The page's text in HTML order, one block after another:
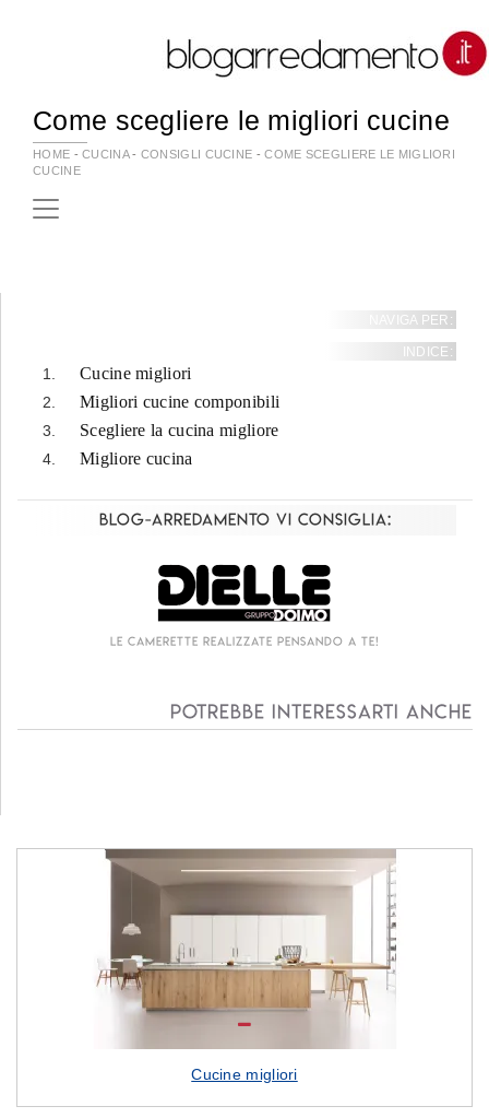
Come scegliere le migliori cucine
HOME -CUCINA- CONSIGLI CUCINE -COME SCEGLIERE LE MIGLIORI
CUCINE
Cucine migliori
NAVIGA PER:
INDICE:
Cucine migliori
Migliori cucine componibili
Scegliere la cucina migliore
Migliore cucina
Blog-Arredamento vi consiglia:
Le camerette realizzate pensando a te!
Potrebbe interessarti anche